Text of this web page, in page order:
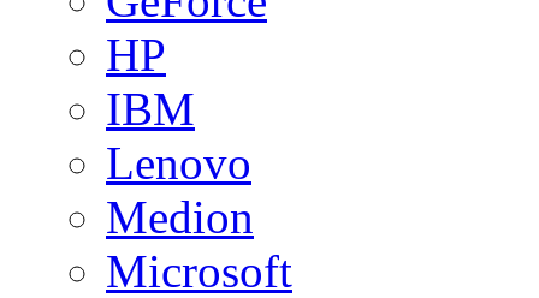
HP
IBM
Lenovo
Medion
Microsoft